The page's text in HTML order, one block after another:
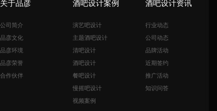
关于品彦
公司简介
品彦文化
品彦环境
品彦荣誉
合作伙伴
酒吧设计案例
演艺吧设计
主题酒吧设计
清吧设计
酒吧设计
餐吧设计
慢摇吧设计
视频案例
酒吧设计资讯
行业动态
公司动态
品牌活动
近期签约
推广活动
知识问答